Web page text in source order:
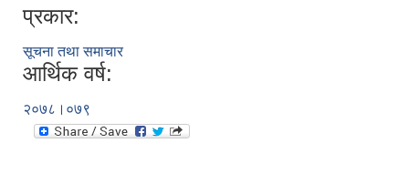
प्रकार:
सूचना तथा समाचार
आर्थिक वर्ष:
२०७८।०७९